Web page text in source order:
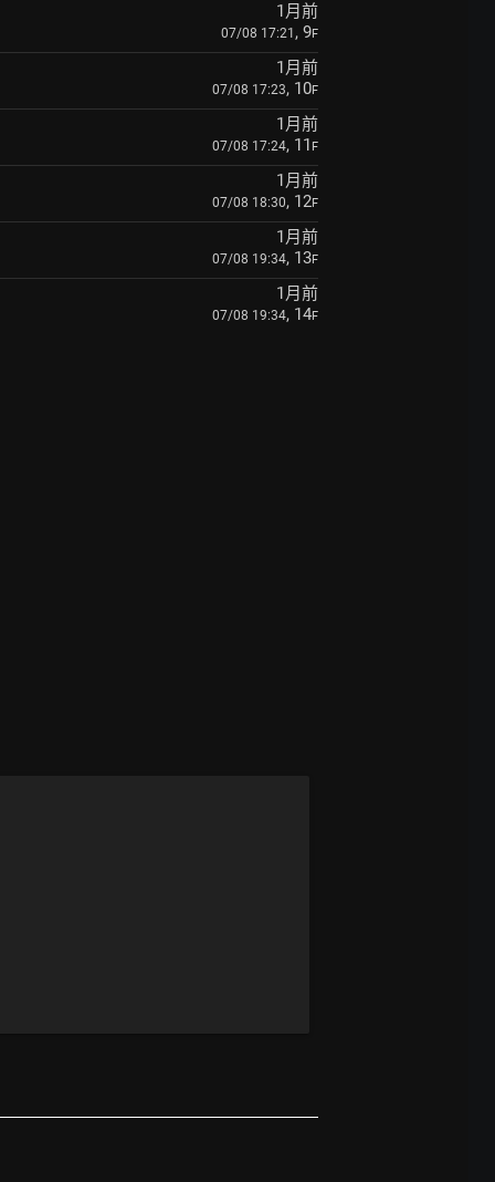
1月前
07/08 17:21 , 9F
1月前
07/08 17:23, 10F
1月前
07/08 17:24, 11 F
1月前
07/08 18:30, 12F
1月前
07/08 19:34, 13F
1月前
07/08 19:34, 14F